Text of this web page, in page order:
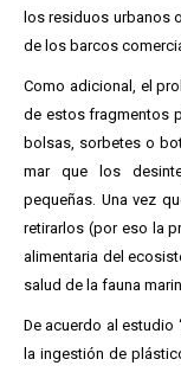
los residuos urbanos
de los barcos
Como adicional, el
de estos fragmentos
bolsas, sorbetes o
mar que los
pequeñas. Una vez
retirarlos (por eso la
alimentaria del
salud de la fauna
De acuerdo al estudio
la ingestión de